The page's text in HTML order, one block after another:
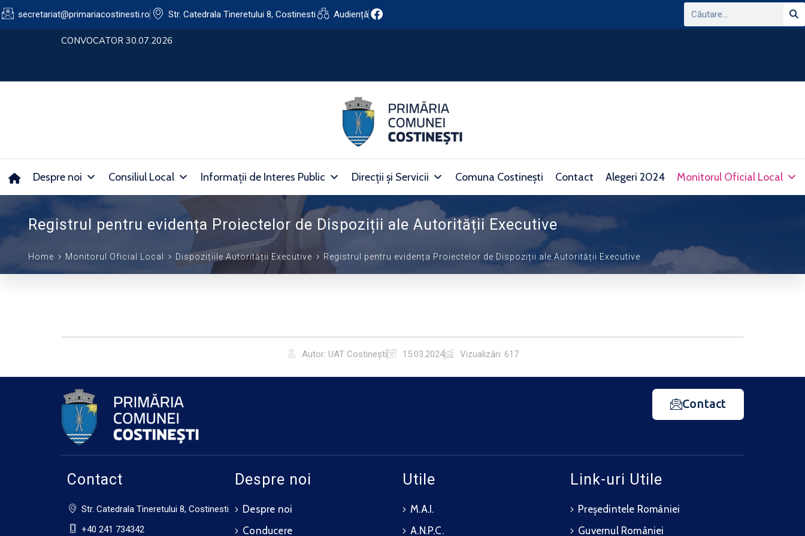
secretariat@primariacostinesti.ro​ Str. Catedrala Tineretului 8, Costinesti Audiență
CONVOCATOR 30.07.2026
Despre noi Consiliul Local Informații de Interes Public Direcții și Servicii Comuna Costinești Contact Alegeri 2024 Monitorul Oficial Local
Registrul pentru evidența Proiectelor de Dispoziții ale Autorității Executive
Home Monitorul Oficial Local Dispozițiile Autorității Executive Registrul pentru evidența Proiectelor de Dispoziții ale Autorității Executive
Autor: UAT Costinești 15.03.2024 Vizualizări: 617
Contact
Contact
Str. Catedrala Tineretului 8, Costinesti
+40 241 734342
Despre noi
Despre noi
Conducere
Utile
M.A.I.
A.N.P.C.
Link-uri Utile
Președintele României
Guvernul României